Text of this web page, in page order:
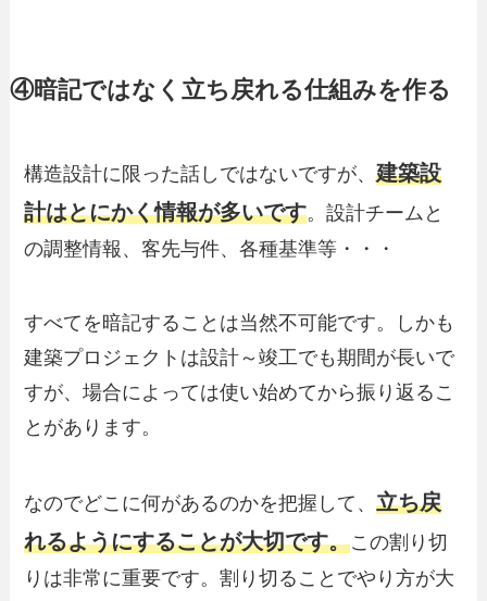
④暗記ではなく立ち戻れる仕組みを作る
構造設計に限った話しではないですが、建築設
計はとにかく情報が多いです。設計チームと
の調整情報、客先与件、各種基準等・・・
すべてを暗記することは当然不可能です。しかも
建築プロジェクトは設計～竣工でも期間が長いで
すが、場合によっては使い始めてから振り返るこ
とがあります。
なのでどこに何があるのかを把握して、立ち戻
れるようにすることが大切です。この割り切
りは非常に重要です。割り切ることでやり方が大